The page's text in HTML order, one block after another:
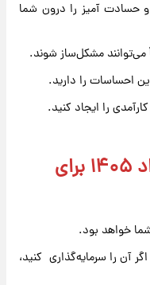
حسادت آمیز را درون شما
می‌توانند مشکل‌ساز شوند.
احساسات را دارید.
را ایجاد کنید.
فال روزانه در روز ۲۴ خرداد ۱۴۰۵ برای
شما خواهد بود.
آن را سرمایه‌گذاری کنید،